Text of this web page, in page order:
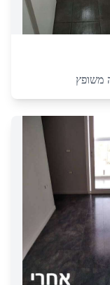
משופץ